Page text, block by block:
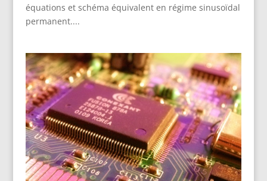
équations et schéma équivalent en régime sinusoïdal
permanent....